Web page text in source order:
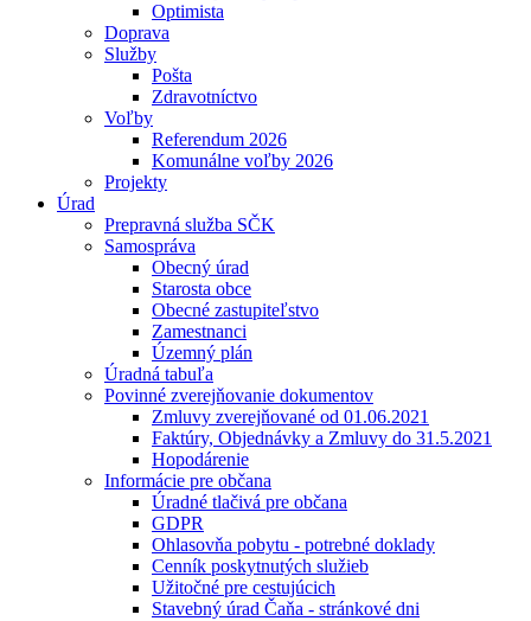
Optimista
Doprava
Služby
Pošta
Zdravotníctvo
Voľby
Referendum 2026
Komunálne voľby 2026
Projekty
Úrad
Prepravná služba SČK
Samospráva
Obecný úrad
Starosta obce
Obecné zastupiteľstvo
Zamestnanci
Územný plán
Úradná tabuľa
Povinné zverejňovanie dokumentov
Zmluvy zverejňované od 01.06.2021
Faktúry, Objednávky a Zmluvy do 31.5.2021
Hopodárenie
Informácie pre občana
Úradné tlačivá pre občana
GDPR
Ohlasovňa pobytu - potrebné doklady
Cenník poskytnutých služieb
Užitočné pre cestujúcich
Stavebný úrad Čaňa - stránkové dni